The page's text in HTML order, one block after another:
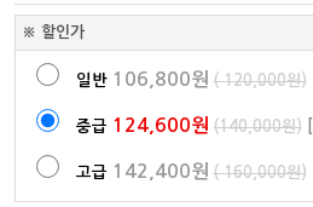
※ 할인가
일반 106,800원 ( 120,000원)
중급 124,600원 (140,000원)
고급 142,400원 ( 160,000원)